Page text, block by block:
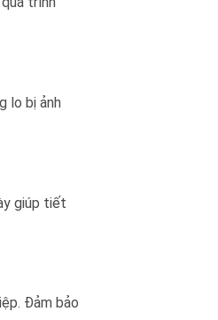
lo bị ảnh
giúp tiết
Đảm bảo